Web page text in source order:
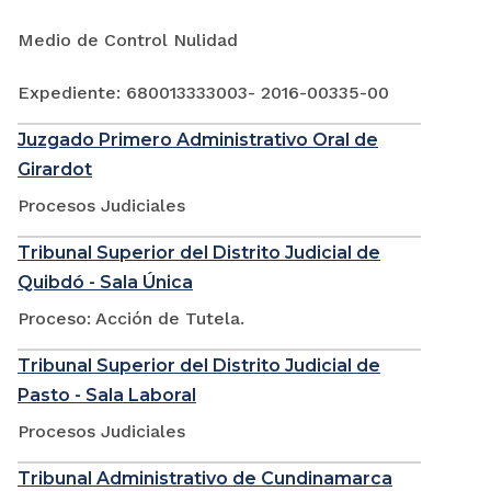
Medio de Control Nulidad
Expediente: 680013333003- 2016-00335-00
Juzgado Primero Administrativo Oral de
Girardot
Procesos Judiciales
Tribunal Superior del Distrito Judicial de
Quibdó - Sala Única
Proceso: Acción de Tutela.
Tribunal Superior del Distrito Judicial de
Pasto - Sala Laboral
Procesos Judiciales
Tribunal Administrativo de Cundinamarca